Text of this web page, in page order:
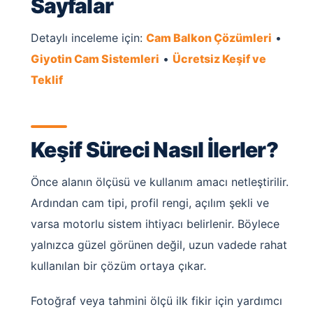
Sayfalar
Detaylı inceleme için: Cam Balkon Çözümleri •
Giyotin Cam Sistemleri • Ücretsiz Keşif ve
Teklif
Keşif Süreci Nasıl İlerler?
Önce alanın ölçüsü ve kullanım amacı netleştirilir.
Ardından cam tipi, profil rengi, açılım şekli ve
varsa motorlu sistem ihtiyacı belirlenir. Böylece
yalnızca güzel görünen değil, uzun vadede rahat
kullanılan bir çözüm ortaya çıkar.
Fotoğraf veya tahmini ölçü ilk fikir için yardımcı